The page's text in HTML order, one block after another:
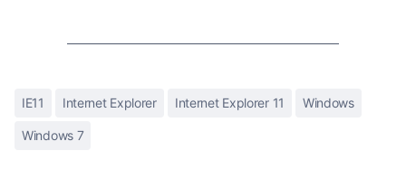
IE11 Internet Explorer Internet Explorer 11 Windows
Windows 7